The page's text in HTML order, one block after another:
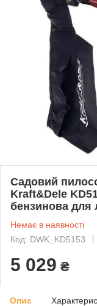
Садовий
Kraft&Dele
бензинова для
Немає в наявності
Код: DWK_KD5153
5 029 ₴
Опис